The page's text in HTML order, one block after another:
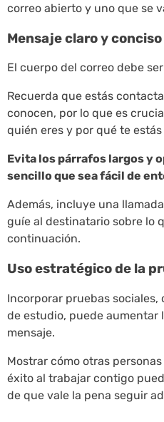
correo abierto y uno que se
Mensaje claro y conciso
El cuerpo del correo debe
Recuerda que estás
conocen, por lo que es
quién eres y por qué te
Evita los párrafos largos y
sencillo que sea fácil de
Además, incluye una
guíe al destinatario sobre lo
continuación.
Uso estratégico de la
Incorporar pruebas sociales,
de estudio, puede aumentar
mensaje.
Mostrar cómo otras
éxito al trabajar contigo
de que vale la pena seguir